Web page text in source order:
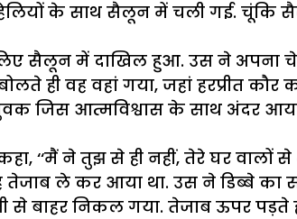
सहेलियों के साथ सैलून में चली गई.
सैलून में दाखिल हुआ. उस ने अपना
ही वह वहां गया, जहां हरप्रीत
जिस आत्मविश्वास के साथ अंदर
‘‘मैं ने तुझ से ही नहीं, तेरे घर वालों से
ले कर आया था. उस ने डिब्बे का
बाहर निकल गया. तेजाब ऊपर पड़ते